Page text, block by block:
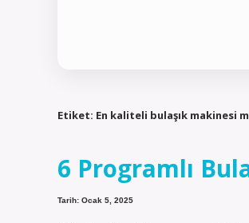
Etiket: En kaliteli bulaşık makinesi
6 Programlı
Tarih: Ocak 5, 2025